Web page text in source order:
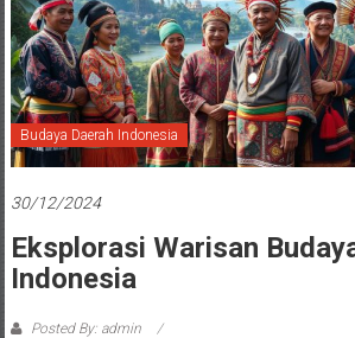
Budaya Daerah Indonesia
30/12/2024
Eksplorasi Warisan
Indonesia
Posted By: admin